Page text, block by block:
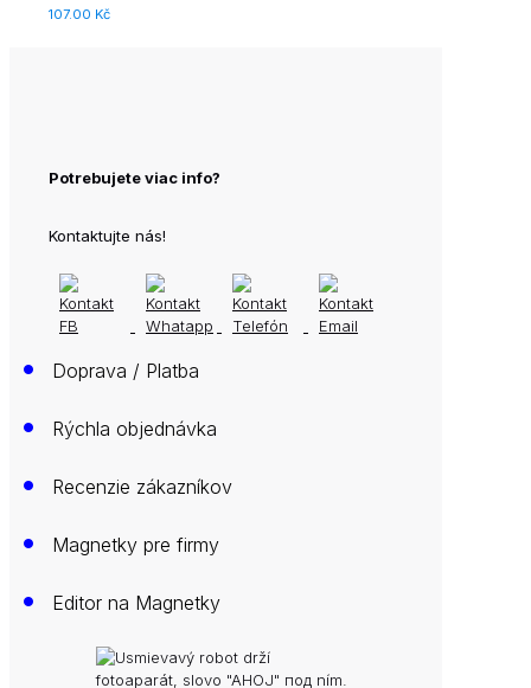
107.00 Kč
Potrebujete viac info?
Kontaktujte nás!
• Doprava / Platba
• Rýchla objednávka
• Recenzie zákazníkov
• Magnetky pre firmy
• Editor na Magnetky